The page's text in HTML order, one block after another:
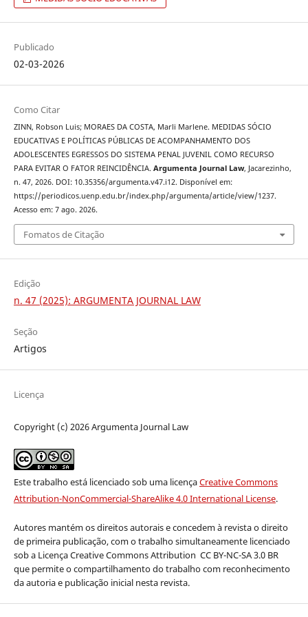
Publicado
02-03-2026
Como Citar
ZINN, Robson Luis; MORAES DA COSTA, Marli Marlene. MEDIDAS SÓCIO
EDUCATIVAS E POLÍTICAS PÚBLICAS DE ACOMPANHAMENTO DOS
ADOLESCENTES EGRESSOS DO SISTEMA PENAL JUVENIL COMO RECURSO
PARA EVITAR O FATOR REINCIDÊNCIA. Argumenta Journal Law, Jacarezinho,
n. 47, 2026. DOI: 10.35356/argumenta.v47.i12. Disponível em:
https://periodicos.uenp.edu.br/index.php/argumenta/article/view/1237.
Acesso em: 7 ago. 2026.
Fomatos de Citação
Edição
n. 47 (2025): ARGUMENTA JOURNAL LAW
Seção
Artigos
Licença
Copyright (c) 2026 Argumenta Journal Law
Este trabalho está licenciado sob uma licençaCreative Commons
Attribution-NonCommercial-ShareAlike 4.0 International License.
Autores mantém os direitos autorais e concedem à revista o direito
de primeira publicação, com o trabalho simultaneamente licenciado
sob a Licença Creative Commons Attribution CC BY-NC-SA 3.0 BR
que permite o compartilhamento do trabalho com reconhecimento
da autoria e publicação inicial nesta revista.